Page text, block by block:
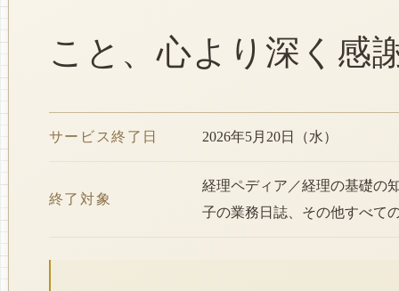
こと、心より深く感
サービス終了日 2026年5月20日（水）
終了対象
経理ペディア／経理の基礎の
子の業務日誌、その他すべて